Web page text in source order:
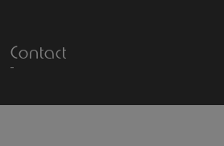
Contact